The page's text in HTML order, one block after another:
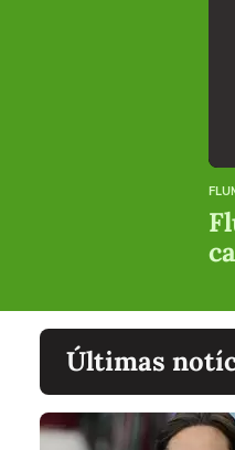
Últimas